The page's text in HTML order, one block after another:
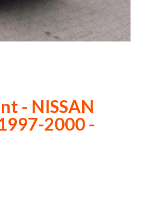
- NISSAN
2000 -